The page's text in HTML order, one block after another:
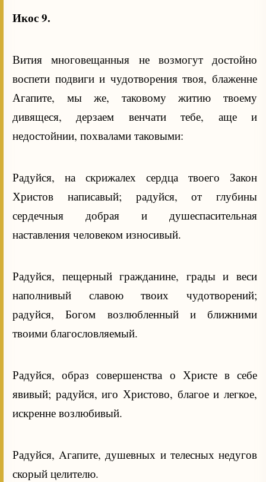
Икос 9.
Вития многовещанныя не возмогут достойно
воспети подвиги и чудотворения твоя, блаженне
Агапите, мы же, таковому житию твоему
дивящеся, дерзаем венчати тебе, аще и
недостойнии, похвалами таковыми:
Радуйся, на скрижалех сердца твоего Закон
Христов написавый; радуйся, от глубины
сердечныя добрая и душеспасительная
наставления человеком износивый.
Радуйся, пещерный гражданине, грады и веси
наполнивый славою твоих чудотворений;
радуйся, Богом возлюбленный и ближними
твоими благословляемый.
Радуйся, образ совершенства о Христе в себе
явивый; радуйся, иго Христово, благое и легкое,
искренне возлюбивый.
Радуйся, Aгапите, душевных и телесных недугов
скорый целителю.